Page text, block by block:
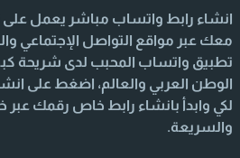
انشاء رابط واتساب مباشر يعمل
معك عبر مواقع التواصل الإجتماعي
تطبيق واتساب المحبب لدى شريحة
الوطن العربي والعالم، اضغط على
لكي وابدأ بانشاء رابط خاص رقمك عبر
والسريعة.